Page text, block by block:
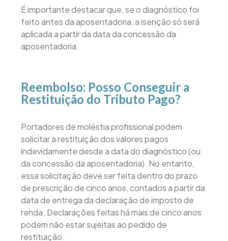
É importante destacar que, se o diagnóstico foi
feito antes da aposentadoria, a isenção só será
aplicada a partir da data da concessão da
aposentadoria.
Reembolso: Posso Conseguir a
Restituição do Tributo Pago?
Portadores de moléstia profissional podem
solicitar a restituição dos valores pagos
indevidamente desde a data do diagnóstico (ou
da concessão da aposentadoria). No entanto,
essa solicitação deve ser feita dentro do prazo
de prescrição de cinco anos, contados a partir da
data de entrega da declaração de imposto de
renda. Declarações feitas há mais de cinco anos
podem não estar sujeitas ao pedido de
restituição.